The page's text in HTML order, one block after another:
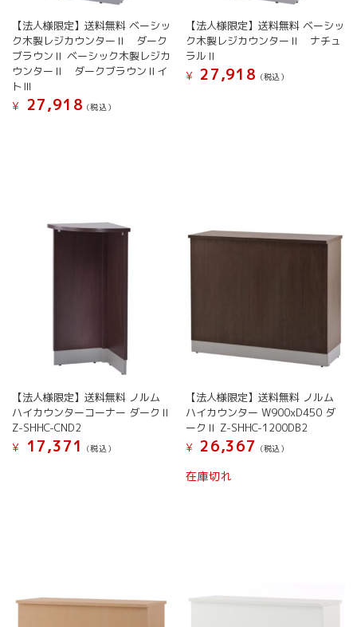
【法人様限定】送料無料 ベーシッ
ク木製レジカウンターⅡ ダーク
ブラウンⅡ ベーシック木製レジカ
ウンターⅡ ダークブラウンⅡイ
トⅢ
¥
27,918 (税込）
【法人様限定】送料無料 ベーシッ
ク木製レジカウンターⅡ ナチュ
ラルⅡ
¥ 27,918 (税込）
【法人様限定】送料無料 ノルム
ハイカウンターコーナー ダークⅡ
Z-SHHC-CND2
¥
17,371 (税込）
【法人様限定】送料無料 ノルム
ハイカウンター W900xD450 ダ
ークⅡ Z-SHHC-1200DB2
¥ 26,367 (税込）
在庫切れ